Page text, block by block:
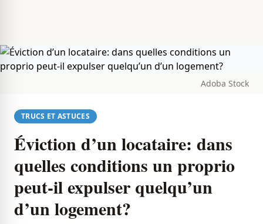
Adoba Stock
TRUCS ET ASTUCES
Éviction d’un locataire: dans
quelles conditions un proprio
peut-il expulser quelqu’un
d’un logement?